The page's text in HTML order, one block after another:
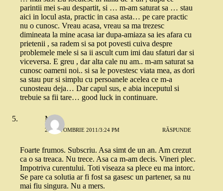
parintii mei s-au despartit, si … m-am saturat sa … stau
aici in locul asta, practic in casa asta… pe care practic
nu o cunosc. Vreau acasa, vreau sa ma trezesc
dimineata la mine acasa iar dupa-amiaza sa ies afara cu
prietenii , sa radem si sa pot povesti cuiva despre
problemele mele si sa ii ascult cum imi dau sfaturi dar si
viceversa. E greu , dar alta cale nu am.. m-am saturat sa
cunosc oameni noi.. si sa le povestesc viata mea, as dori
sa stau pur si simplu cu persoanele acelea ce m-a
cunosteau deja… Dar capul sus, e abia inceputul si
trebuie sa fii tare… good luck in continuare.
M
22 OCTOMBRIE 2011/3:24 PM RĂSPUNDE
Foarte frumos. Subscriu. Asa simt de un an. Am crezut
ca o sa treaca. Nu trece. Asa ca m-am decis. Vineri plec.
Impotriva curentului. Toti viseaza sa plece eu ma intorc.
Se pare ca solutia ar fi fost sa gasesc un partener, sa nu
mai fiu singura. Nu a mers.